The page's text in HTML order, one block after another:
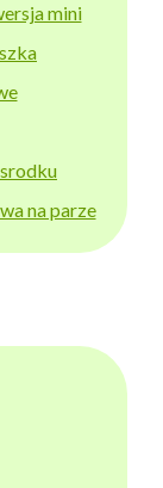
mini
na parze